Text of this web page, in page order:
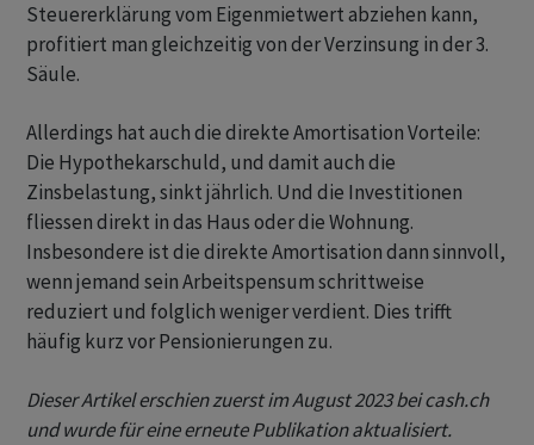
Steuererklärung vom Eigenmietwert abziehen kann,
profitiert man gleichzeitig von der Verzinsung in der 3.
Säule.
Allerdings hat auch die direkte Amortisation Vorteile:
Die Hypothekarschuld, und damit auch die
Zinsbelastung, sinkt jährlich. Und die Investitionen
fliessen direkt in das Haus oder die Wohnung.
Insbesondere ist die direkte Amortisation dann sinnvoll,
wenn jemand sein Arbeitspensum schrittweise
reduziert und folglich weniger verdient. Dies trifft
häufig kurz vor Pensionierungen zu.
Dieser Artikel erschien zuerst im August 2023 bei cash.ch
und wurde für eine erneute Publikation aktualisiert.